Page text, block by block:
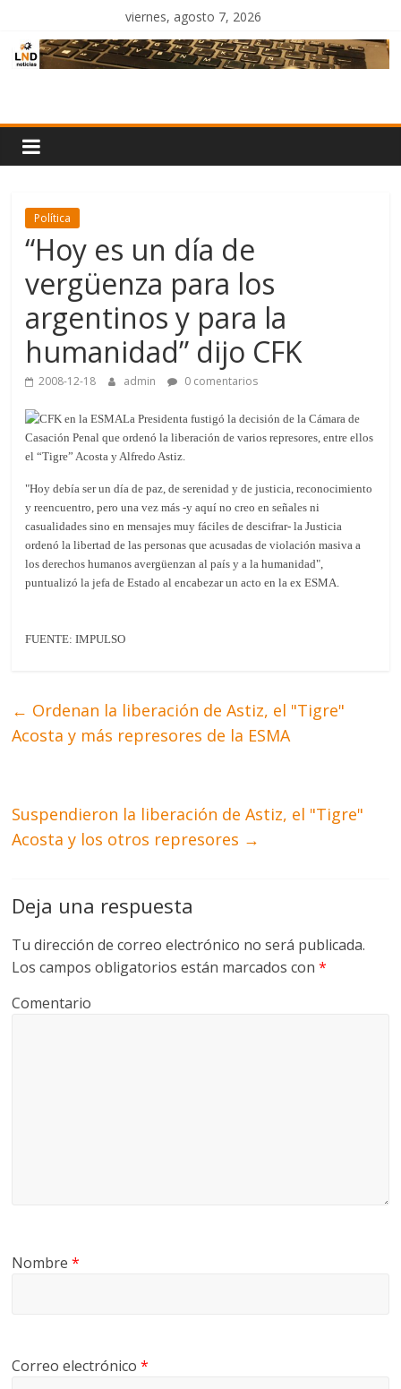
contenido
viernes, agosto 7, 2026
Noticias
Política
“Hoy es un día de
vergüenza para los
argentinos y para la
humanidad” dijo CFK
2008-12-18 admin 0 comentarios
La Presidenta fustigó la decisión de la Cámara de
Casación Penal que ordenó la liberación de varios represores, entre ellos
el “Tigre” Acosta y Alfredo Astiz.
"Hoy debía ser un día de paz, de serenidad y de justicia, reconocimiento
y reencuentro, pero una vez más -y aquí no creo en señales ni
casualidades sino en mensajes muy fáciles de descifrar- la Justicia
ordenó la libertad de las personas que acusadas de violación masiva a
los derechos humanos avergüenzan al país y a la humanidad",
puntualizó la jefa de Estado al encabezar un acto en la ex ESMA.
FUENTE: IMPULSO
← Ordenan la liberación de Astiz, el "Tigre"
Acosta y más represores de la ESMA
Suspendieron la liberación de Astiz, el "Tigre"
Acosta y los otros represores →
Deja una respuesta
Tu dirección de correo electrónico no será publicada.
Los campos obligatorios están marcados con*
Comentario
Nombre*
Correo electrónico*